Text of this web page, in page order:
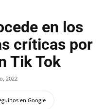
en los
críticas por
Tik Tok
2022
en Google